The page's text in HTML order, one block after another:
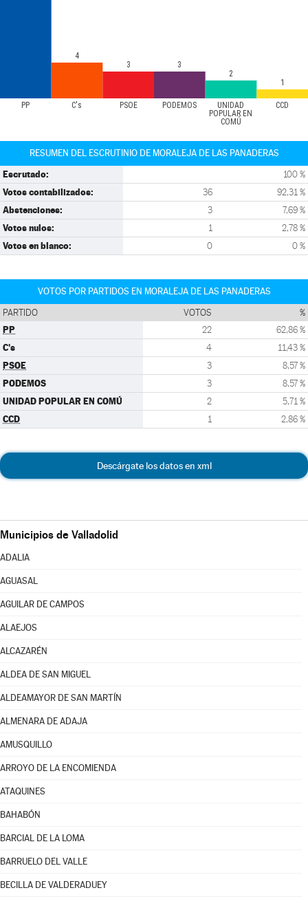
PP C's PSOE PODEMOS
UNIDAD
POPULAR EN
COMÚ
CCD
4
3
3
2
1
RESUMEN DEL ESCRUTINIO DE MORALEJA DE LAS PANADERAS
Escrutado: 100 %
Votos contabilizados: 36 92,31 %
Abstenciones: 3 7,69 %
Votos nulos: 1 2,78 %
Votos en blanco: 0 0 %
VOTOS POR PARTIDOS EN MORALEJA DE LAS PANADERAS
PARTIDO VOTOS %
PP 22 62,86 %
C's 4 11,43 %
PSOE 3 8,57 %
PODEMOS 3 8,57 %
UNIDAD POPULAR EN COMÚ 2 5,71 %
CCD 1 2,86 %
Descárgate los datos en xml
Municipios de Valladolid
ADALIA
AGUASAL
AGUILAR DE CAMPOS
ALAEJOS
ALCAZARÉN
ALDEA DE SAN MIGUEL
ALDEAMAYOR DE SAN MARTÍN
ALMENARA DE ADAJA
AMUSQUILLO
ARROYO DE LA ENCOMIENDA
ATAQUINES
BAHABÓN
BARCIAL DE LA LOMA
BARRUELO DEL VALLE
BECILLA DE VALDERADUEY